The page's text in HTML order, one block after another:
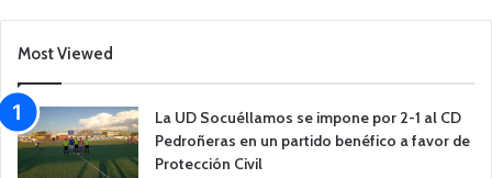
Most Viewed
La UD Socuéllamos se impone por 2-1 al CD
Pedroñeras en un partido benéfico a favor de
Protección Civil